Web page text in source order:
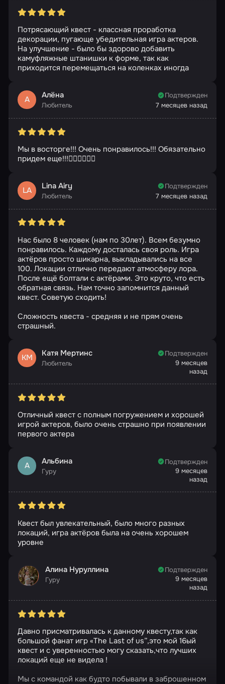
Потрясающий квест - классная проработка
декорации, пугающе убедительная игра актеров.
На улучшение - было бы здорово добавить
камуфляжные штанишки к форме, так как
приходится перемещаться на коленках иногда
А Алёна
Любитель
Подтвержден
7 месяцев назад
Мы в восторге!!! Очень понравилось!!! Обязательно
придем еще!!!👍🏻👍🏻👍🏻
LA Lina Airy
Любитель
Подтвержден
7 месяцев назад
Нас было 8 человек (нам по 30лет). Всем безумно
понравилось. Каждому досталась своя роль. Игра
актёров просто шикарна, выкладывались на все
100. Локации отлично передают атмосферу лора.
После ещё болтали с актёрами. Это круто, что есть
обратная связь. Нам точно запомнится данный
квест. Советую сходить!
Сложность квеста - средняя и не прям очень
страшный.
КМ Катя Мертинс
Любитель
Подтвержден
9 месяцев
назад
Отличный квест с полным погружением и хорошей
игрой актеров, было очень страшно при появлении
первого актера
А Альбина
Гуру
Подтвержден
9 месяцев
назад
Квест был увлекательный, было много разных
локаций, игра актёров была на очень хорошем
уровне
Алина Нуруллина
Гуру
Подтвержден
9 месяцев
назад
Давно присматривалась к данному квесту,так как
большой фанат игр «The Last of us”,это мой 16ый
квест и с уверенностью могу сказать,что лучших
локаций еще не видела !
Мы с командой как будто побывали в заброшенном